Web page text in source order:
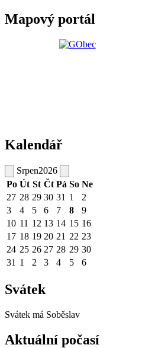
Mapový portál
Kalendář
Srpen2026
Po Út St Čt Pá So Ne
27 28 29 30 31 1
2
3
4 5 6 7 8
9
10 11 12 13 14 15 16
17 18 19 20 21 22 23
24 25 26 27 28 29 30
31 1 2 3 4 5 6
Svátek
Svátek má Soběslav
Aktuální počasí